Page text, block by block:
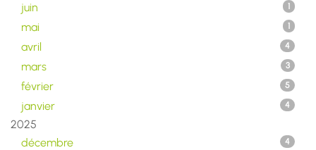
juin 1
mai 1
avril 4
mars 3
février 5
janvier 4
2025
décembre
4